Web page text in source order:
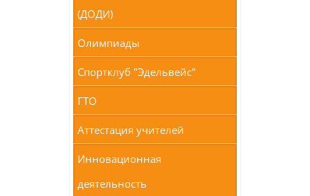
(ДОДИ)
Олимпиады
Спортклуб "Эдельвейс"
ГТО
Аттестация учителей
Инновационная
деятельность